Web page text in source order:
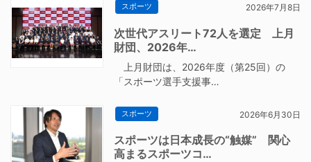
スポーツ 2026年7月8日
次世代アスリート72人を選定 上月
財団、2026年…
上月財団は、2026年度（第25回）の
「スポーツ選手支援事…
スポーツ 2026年6月30日
スポーツは日本成長の“触媒” 関心
高まるスポーツコ…